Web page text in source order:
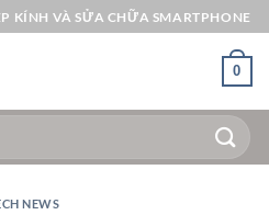
KÍNH VÀ SỬA CHỮA SMARTPHONE
0
NEWS